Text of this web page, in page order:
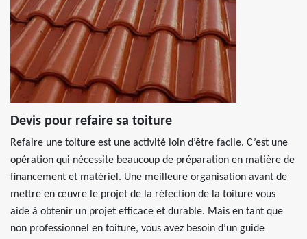
Devis pour refaire sa toiture
Refaire une toiture est une activité loin d’être facile. C’est une
opération qui nécessite beaucoup de préparation en matière de
financement et matériel. Une meilleure organisation avant de
mettre en œuvre le projet de la réfection de la toiture vous
aide à obtenir un projet efficace et durable. Mais en tant que
non professionnel en toiture, vous avez besoin d’un guide